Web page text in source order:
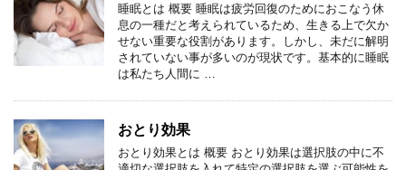
睡眠とは 概要 睡眠は疲労回復のためにおこなう休
息の一種だと考えられているため、生きる上で欠か
せない重要な役割があります。しかし、未だに解明
されていない事が多いのが現状です。基本的に睡眠
は私たち人間に …
おとり効果
おとり効果とは 概要 おとり効果は選択肢の中に不